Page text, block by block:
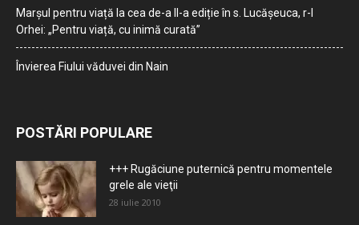
Marșul pentru viață la cea de-a II-a ediție în s. Lucășeuca, r-l
Orhei: „Pentru viață, cu inimă curată”
Învierea Fiului văduvei din Nain
POSTĂRI POPULARE
+++ Rugăciune puternică pentru momentele
grele ale vieţii
28 iulie 2010